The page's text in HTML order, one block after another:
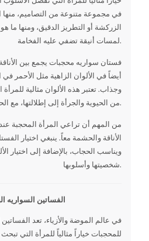
في مجموعة متنوعة من التصاميم، منها
الزركشة أو التطريز الدقيق، ومنها
لمسات أنيقة تضفي عليه الفخامة.
فستان سواريه محجبات يجمع بين
أيضاً في الألوان الزاهية مثل الأحمر
وجذاب. تعتبر هذه الألوان مثالية
من الحيوية والجرأة إلى إطلالتها، مع الحفاظ على الستر والتحفظ.
من المهم أن تراعي المرأة المحجبة
الأناقة والحشمة معاً. ينبغي اختيار
ويناسب الحجاب، بالإضافة إلى اختيار
شخصيتها وأسلوبها.
الفساتين السواريه
في عالم الموضة والأزياء، تعد
للمحجبات خياراً مثالياً للمرأة التي